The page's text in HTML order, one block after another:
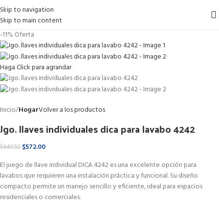
Skip to navigation
Skip to main content
-11% Oferta
Haga Click para agrandar
Inicio HogarVolver a los productos
Jgo. llaves individuales dica para lavabo 4242
$640.50 $572.00
El juego de llave individual DICA 4242 es una excelente opción para
lavabos que requieren una instalación práctica y funcional. Su diseño
compacto permite un manejo sencillo y eficiente, ideal para espacios
residenciales o comerciales.